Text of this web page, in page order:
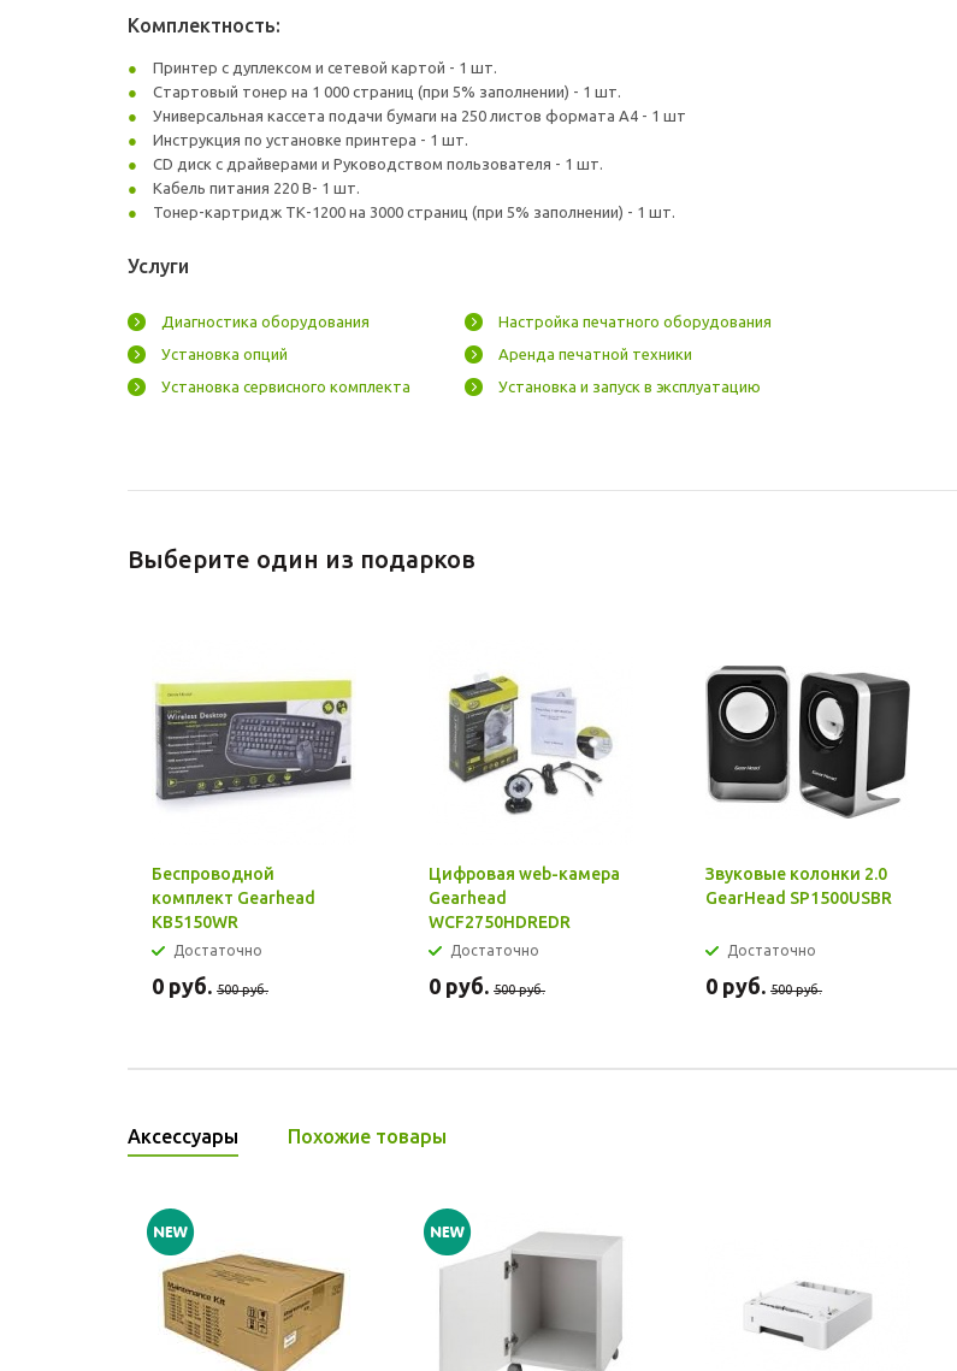
Комплектность:
Принтер с дуплексом и сетевой картой - 1 шт.
Стартовый тонер на 1 000 страниц (при 5% заполнении) - 1 шт.
Универсальная кассета подачи бумаги на 250 листов формата A4 - 1 шт
Инструкция по установке принтера - 1 шт.
CD диск с драйверами и Руководством пользователя - 1 шт.
Кабель питания 220 В- 1 шт.
Тонер-картридж ТК-1200 на 3000 страниц (при 5% заполнении) - 1 шт.
Услуги
Диагностика оборудования
Настройка печатного оборудования
Установка опций
Аренда печатной техники
Установка сервисного комплекта
Установка и запуск в эксплуатацию
Выберите один из подарков
Беспроводной
комплект Gearhead
KB5150WR
Достаточно
0 руб. 500руб.
Цифровая web-камера
Gearhead
WCF2750HDREDR
Достаточно
0 руб. 500руб.
Звуковые колонки 2.0
GearHead SP1500USBR
Достаточно
0 руб. 500руб.
Аксессуары Похожие товары